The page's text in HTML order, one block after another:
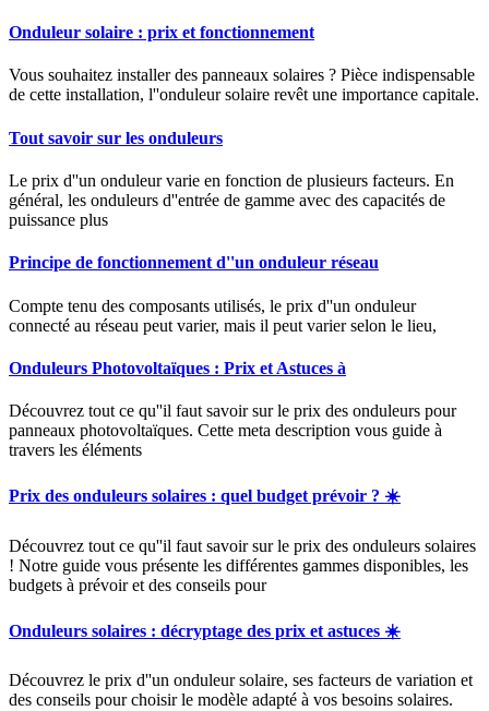
Onduleur solaire : prix et fonctionnement
Vous souhaitez installer des panneaux solaires ? Pièce indispensable
de cette installation, l''onduleur solaire revêt une importance capitale.
Tout savoir sur les onduleurs
Le prix d''un onduleur varie en fonction de plusieurs facteurs. En
général, les onduleurs d''entrée de gamme avec des capacités de
puissance plus
Principe de fonctionnement d''un onduleur réseau
Compte tenu des composants utilisés, le prix d''un onduleur
connecté au réseau peut varier, mais il peut varier selon le lieu,
Onduleurs Photovoltaïques : Prix et Astuces à
Découvrez tout ce qu''il faut savoir sur le prix des onduleurs pour
panneaux photovoltaïques. Cette meta description vous guide à
travers les éléments
Prix des onduleurs solaires : quel budget prévoir ? ☀️
Découvrez tout ce qu''il faut savoir sur le prix des onduleurs solaires
! Notre guide vous présente les différentes gammes disponibles, les
budgets à prévoir et des conseils pour
Onduleurs solaires : décryptage des prix et astuces ☀️
Découvrez le prix d''un onduleur solaire, ses facteurs de variation et
des conseils pour choisir le modèle adapté à vos besoins solaires.